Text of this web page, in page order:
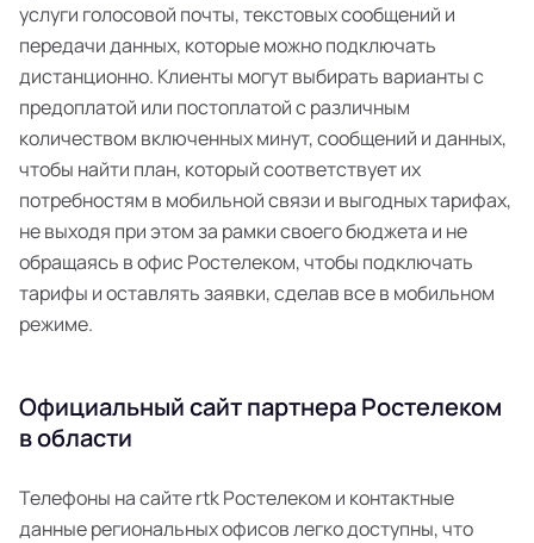
услуги голосовой почты, текстовых сообщений и
передачи данных, которые можно подключать
дистанционно. Клиенты могут выбирать варианты с
предоплатой или постоплатой с различным
количеством включенных минут, сообщений и данных,
чтобы найти план, который соответствует их
потребностям в мобильной связи и выгодных тарифах,
не выходя при этом за рамки своего бюджета и не
обращаясь в офис Ростелеком, чтобы подключать
тарифы и оставлять заявки, сделав все в мобильном
режиме.
Официальный сайт партнера Ростелеком
в области
Телефоны на сайте rtk Ростелеком и контактные
данные региональных офисов легко доступны, что